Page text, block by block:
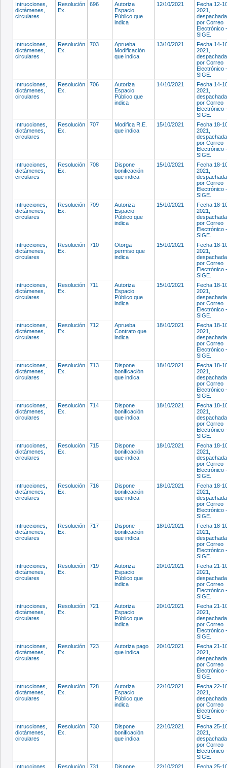
Intrucciones,
dictámenes,
circulares
Resolución
Ex.
696
Autoriza
Espacio
Público que
indica
12/10/2021
Fecha 12-
2021,
despachada
por Correo
Electrónico -
SIGE.
Intrucciones,
dictámenes,
circulares
Resolución
Ex.
703
Aprueba
Modificación
que indica
13/10/2021
Fecha 14-
2021,
despachada
por Correo
Electrónico -
SIGE.
Intrucciones,
dictámenes,
circulares
Resolución
Ex.
706
Autoriza
Espacio
Público que
indica
14/10/2021
Fecha 14-
2021,
despachada
por Correo
Electrónico -
SIGE.
Intrucciones,
dictámenes,
circulares
Resolución
Ex.
707
Modifica R.E.
que indica
15/10/2021
Fecha 18-
2021,
despachada
por Correo
Electrónico -
SIGE.
Intrucciones,
dictámenes,
circulares
Resolución
Ex.
708
Dispone
bonificación
que indica
15/10/2021
Fecha 18-
2021,
despachada
por Correo
Electrónico -
SIGE.
Intrucciones,
dictámenes,
circulares
Resolución
Ex.
709
Autoriza
Espacio
Público que
indica
15/10/2021
Fecha 18-
2021,
despachada
por Correo
Electrónico -
SIGE.
Intrucciones,
dictámenes,
circulares
Resolución
Ex.
710
Otorga
permiso que
indica
15/10/2021
Fecha 18-
2021,
despachada
por Correo
Electrónico -
SIGE.
Intrucciones,
dictámenes,
circulares
Resolución
Ex.
711
Autoriza
Espacio
Público que
indica
15/10/2021
Fecha 18-
2021,
despachada
por Correo
Electrónico -
SIGE.
Intrucciones,
dictámenes,
circulares
Resolución
Ex.
712
Aprueba
Contrato que
indica
18/10/2021
Fecha 18-
2021,
despachada
por Correo
Electrónico -
SIGE.
Intrucciones,
dictámenes,
circulares
Resolución
Ex.
713
Dispone
bonificación
que indica
18/10/2021
Fecha 18-
2021,
despachada
por Correo
Electrónico -
SIGE.
Intrucciones,
dictámenes,
circulares
Resolución
Ex.
714
Dispone
bonificación
que indica
18/10/2021
Fecha 18-
2021,
despachada
por Correo
Electrónico -
SIGE.
Intrucciones,
dictámenes,
circulares
Resolución
Ex.
715
Dispone
bonificación
que indica
18/10/2021
Fecha 18-
2021,
despachada
por Correo
Electrónico -
SIGE.
Intrucciones,
dictámenes,
circulares
Resolución
Ex.
716
Dispone
bonificación
que indica
18/10/2021
Fecha 18-
2021,
despachada
por Correo
Electrónico -
SIGE.
Intrucciones,
dictámenes,
circulares
Resolución
Ex.
717
Dispone
bonificación
que indica
18/10/2021
Fecha 18-
2021,
despachada
por Correo
Electrónico -
SIGE.
Intrucciones,
dictámenes,
circulares
Resolución
Ex.
719
Autoriza
Espacio
Público que
indica
20/10/2021
Fecha 21-
2021,
despachada
por Correo
Electrónico -
SIGE.
Intrucciones,
dictámenes,
circulares
Resolución
Ex.
721
Autoriza
Espacio
Público que
indica
20/10/2021
Fecha 21-
2021,
despachada
por Correo
Electrónico -
SIGE.
Intrucciones,
dictámenes,
circulares
Resolución
Ex.
723
Autoriza pago
que indica
20/10/2021
Fecha 21-
2021,
despachada
por Correo
Electrónico -
SIGE.
Intrucciones,
dictámenes,
circulares
Resolución
Ex.
728
Autoriza
Espacio
Público que
indica
22/10/2021
Fecha 22-
2021,
despachada
por Correo
Electrónico -
SIGE.
Intrucciones,
dictámenes,
circulares
Resolución
Ex.
730
Dispone
bonificación
que indica
22/10/2021
Fecha 25-
2021,
despachada
por Correo
Electrónico -
SIGE.
Intrucciones,
Resolución 731 Dispone 22/10/2021 Fecha 25-